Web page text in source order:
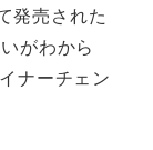
発売された
がわから
ナーチェン